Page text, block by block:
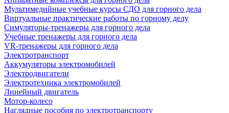
Мультимедийные учебные курсы СДО для горного дела
Виртуальные практические работы по горному делу
Симуляторы-тренажеры для горного дела
Учебные тренажеры для горного дела
VR-тренажеры для горного дела
Электротранспорт
Аккумуляторы электромобилей
Электродвигатели
Электротехника электромобилей
Линейный двигатель
Мотор-колесо
Наглядные пособия по электротранспорту